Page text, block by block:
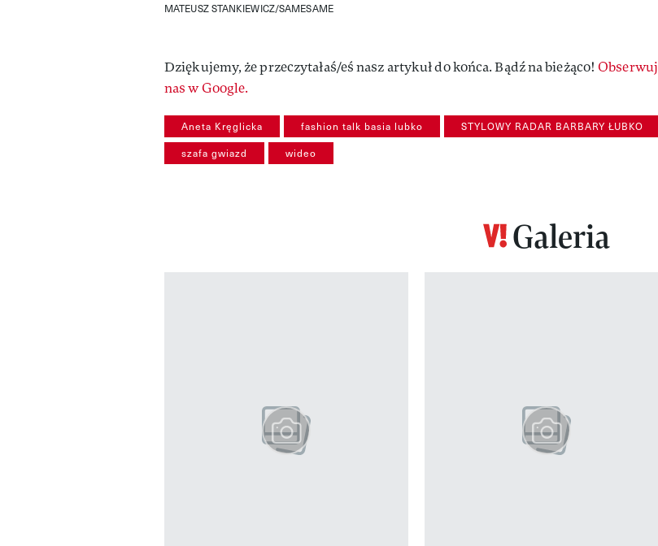
MATEUSZ STANKIEWICZ/SAMESAME
Dziękujemy, że przeczytałaś/eś nasz artykuł do końca. Bądź na bieżąco!Obserwuj
nas w Google.
Aneta Kręglicka fashion talk basia lubko STYLOWY RADAR BARBARY ŁUBKO
szafa gwiazd wideo
Galeria
previous element